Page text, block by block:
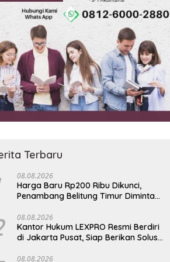
Terbaru
08.08.2026
Harga Baru Rp200 Ribu Dikunci,
Penambang Belitung Timur Diminta
08.08.2026
Kantor Hukum LEXPRO Resmi Berdiri
di Jakarta Pusat, Siap Berikan Solusi
08.08.2026